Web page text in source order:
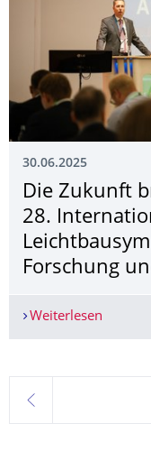
30.06.2025
Die Zukunft
28.
Forschung
Weiterlesen
zurück